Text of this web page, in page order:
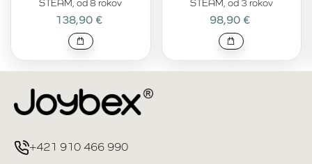
STEAM, od 8 rokov
138,90 €
STEAM, od 3 rokov
98,90 €
+421 910 466 990